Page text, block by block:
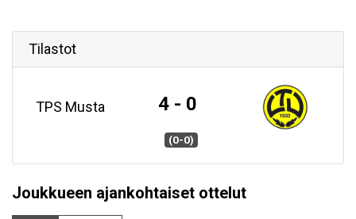
Tilastot
TPS Musta 4 - 0
(0-0)
Joukkueen ajankohtaiset ottelut